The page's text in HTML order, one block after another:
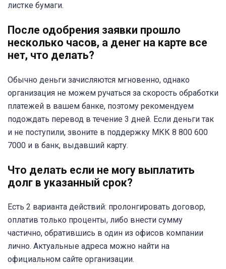
листке бумаги.
После одобрения заявки прошло
несколько часов, а денег на карте все
нет, что делать?
Обычно деньги зачисляются мгновенно, однако
организация не можем ручаться за скорость обработки
платежей в вашем банке, поэтому рекомендуем
подождать перевод в течение 3 дней. Если деньги так
и не поступили, звоните в поддержку МКК 8 800 600
7000 и в банк, выдавший карту.
Что делать если не могу выплатить
долг в указанный срок?
Есть 2 варианта действий: пролонгировать договор,
оплатив только проценты, либо внести сумму
частично, обратившись в один из офисов компании
лично. Актуальные адреса можно найти на
официальном сайте организации.